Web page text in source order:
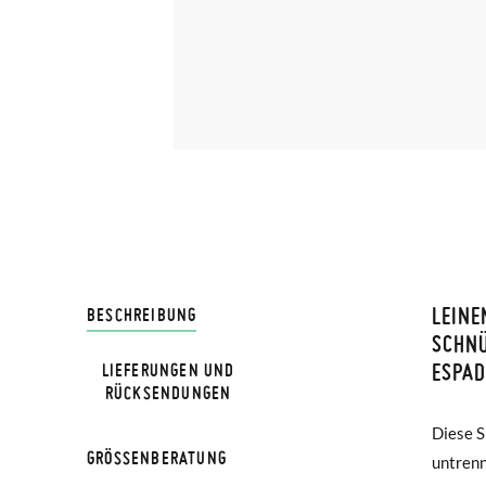
BESCHREIBUNG
Diese
langen
LIEFERUNGEN UND
RÜCKSENDUNGEN
Bei
GRÖSSENBERATUNG
NOTA: